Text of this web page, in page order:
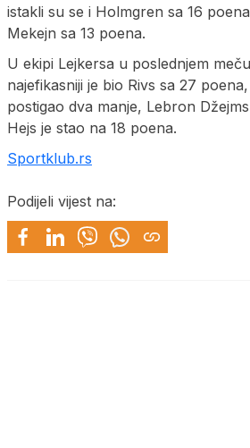
istakli su se i Holmgren sa 16
Mekejn sa 13 poena.
U ekipi Lejkersa u poslednjem
najefikasniji je bio Rivs sa 27
postigao dva manje, Lebron
Hejs je stao na 18 poena.
Sportklub.rs
Podijeli vijest na: